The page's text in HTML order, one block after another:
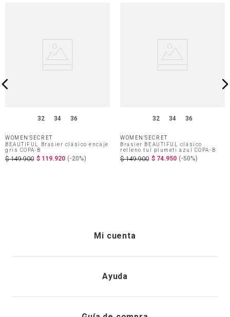
32 34 36
WOMEN'SECRET
BEAUTIFUL Brasier clásico encaje
gris COPA-B
$ 149.900 $ 119.920 (-20%)
32 34 36
WOMEN'SECRET
Brasier BEAUTIFUL clásico
relleno tul plumeti azul COPA-B
$ 149.900 $ 74.950 (-50%)
Mi cuenta
Registrarme
Ayuda